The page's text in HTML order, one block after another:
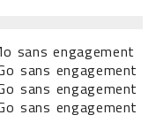
sans engagement
sans engagement
sans engagement
sans engagement